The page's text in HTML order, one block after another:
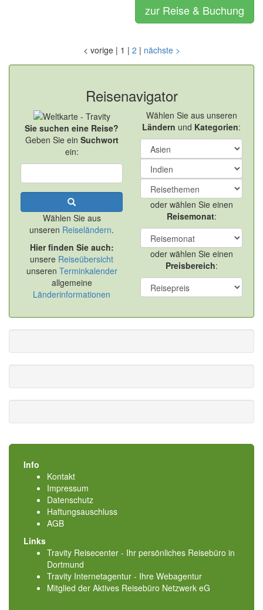
zur Reise & Buchung
< vorige | 1 | 2 | nächste >
Reisenavigator
Sie suchen eine Reise?
Geben Sie ein Suchwort
ein:
Wählen Sie aus
unseren Reiseländern.
Hier finden Sie auch:
unsere Reiseübersicht
unseren Terminkalender
allgemeine
Länderinformationen
Wählen Sie aus unseren
Ländern und Kategorien:
oder wählen Sie einen
Reisemonat:
oder wählen Sie einen
Preisbereich:
Info
Kontakt
Impressum
Datenschutz
Haftungsauschluss
AGB
Links
Travity Reisecenter - Ihr persönliches Reisebüro in
Dortmund
Travity Internetagentur - Ihre Webagentur
Mitglied der Aktives Reisebüro Netzwerk eG